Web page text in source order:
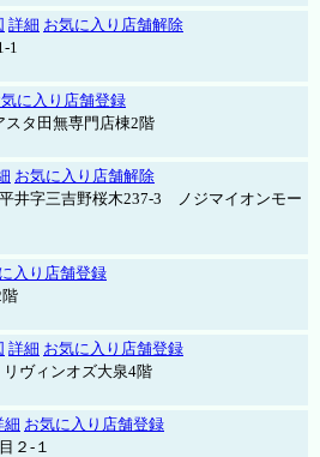
詳細 お気に入り店舗解除
1
に入り店舗登録
スタ田無専門店棟2階
お気に入り店舗解除
井字三吉野桜木237-3 ノジマイオンモー
入り店舗登録
詳細 お気に入り店舗登録
ヴィンオズ大泉4階
細 お気に入り店舗登録
２-１